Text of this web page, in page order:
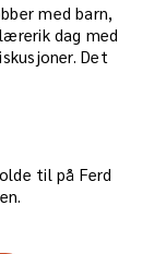
med barn,
dag med
Det
til på Ferd